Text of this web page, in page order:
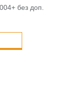
без доп.